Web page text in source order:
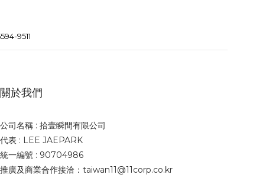
9511
關於我們
公司名稱 : 拾壹瞬間有限公司
代表 : LEE JAEPARK
統一編號 : 90704986
推廣及商業合作接洽：taiwan11@11corp.co.kr